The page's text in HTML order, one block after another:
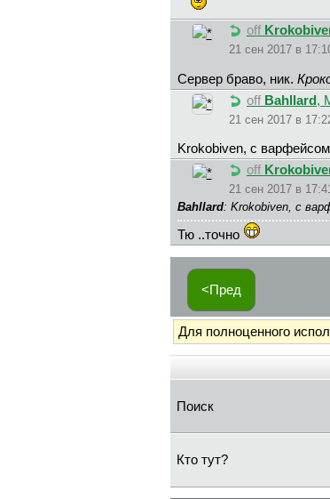
off
21 сен 2017 в
Сервер браво, ник.
off Bahllard,
21 сен 2017 в
Krokobiven, с
off
21 сен 2017 в
Bahllard: Krokobiven, с
Тю ..точно
<Пред
Для полноценного
Поиск
Кто тут?